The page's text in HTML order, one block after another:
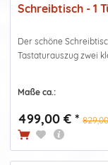
Schreibtisch - 1
Der schöne
Tastaturauszug zwei
Maße ca.:
499,00 € *